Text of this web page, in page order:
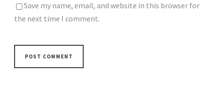
Save my name, email, and website in this browser for
the next time I comment.